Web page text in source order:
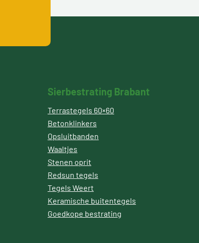
Sierbestrating Brabant
Terrastegels 60×60
Betonklinkers
Opsluitbanden
Waaltjes
Stenen oprit
Redsun tegels
Tegels Weert
Keramische buitentegels
Goedkope bestrating